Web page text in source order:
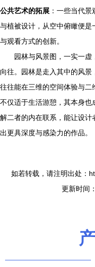
公共艺术的拓展 ：一些当代
与植被设计，从空中俯瞰便
与观看方式的创新。
园林与风景图，一实一
向往。园林是走入其中的风景
往往能在三维的空间体验与
不仅适于生活游憩，其本身
解二者的内在联系，能让设
出更具深度与感染力的作品。
如若转载，请注明出处：
更新时间